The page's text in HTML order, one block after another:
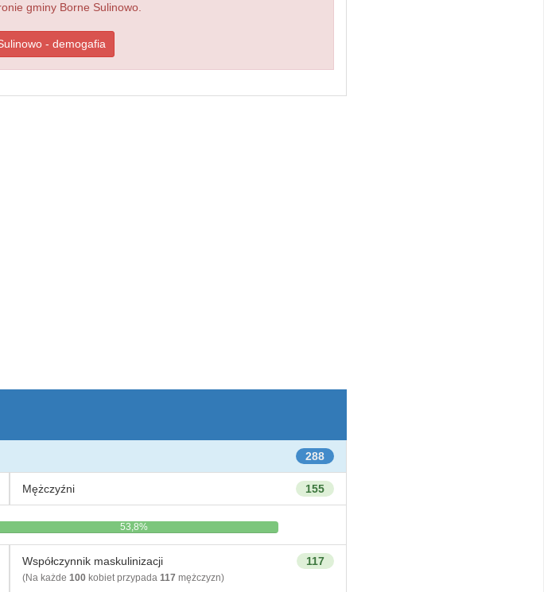
gminy Borne Sulinowo.
- demogafia
288
155
Mężczyźni
53,8%
117
Współczynnik maskulinizacji
(Na każde 100kobiet przypada 117 mężczyzn)